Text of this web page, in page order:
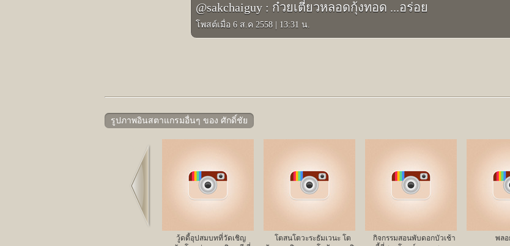
@sakchaiguy : ก๋วยเตี๋ยวหลอดกุ้งทอด ...อร่อย
โพสต์เมื่อ 6 ส.ค 2558 13:31 น.
รูปภาพอินสตาแกรมอื่นๆ ของ ศักดิ์ชัย
วู้ดดี้อุปสมบทที่วัดเชิญ
โตสนโตวะระธัมเวนะ โต
กิจกรรมสอนพับดอกบัวเช้า
พล